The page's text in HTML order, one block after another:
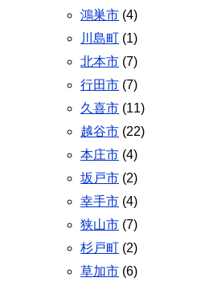
鴻巣市 (4)
川島町 (1)
北本市 (7)
行田市 (7)
久喜市 (11)
越谷市 (22)
本庄市 (4)
坂戸市 (2)
幸手市 (4)
狭山市 (7)
杉戸町 (2)
草加市 (6)